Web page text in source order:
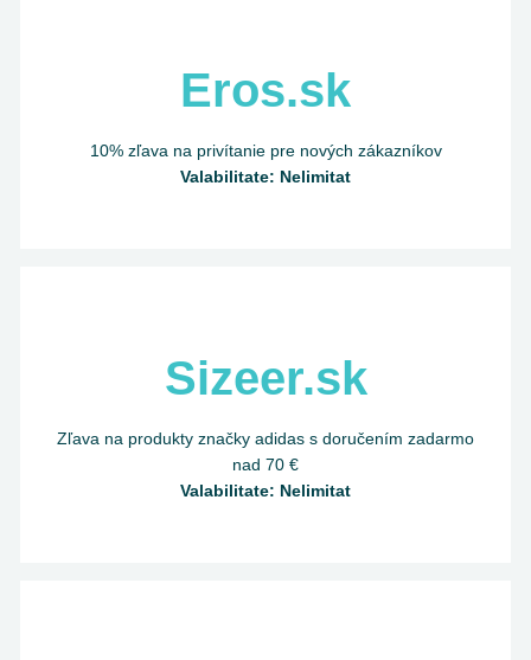
Eros.sk
10% zľava na privítanie pre nových zákazníkov
Valabilitate: Nelimitat
Sizeer.sk
Zľava na produkty značky adidas s doručením zadarmo
nad 70 €
Valabilitate: Nelimitat